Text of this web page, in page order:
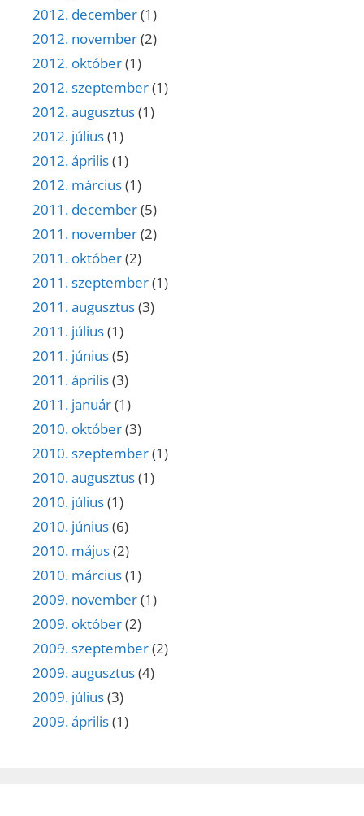
2012. december(1)
2012. november(2)
2012. október(1)
2012. szeptember(1)
2012. augusztus(1)
2012. július(1)
2012. április(1)
2012. március(1)
2011. december(5)
2011. november(2)
2011. október(2)
2011. szeptember(1)
2011. augusztus(3)
2011. július(1)
2011. június(5)
2011. április(3)
2011. január(1)
2010. október(3)
2010. szeptember(1)
2010. augusztus(1)
2010. július(1)
2010. június(6)
2010. május(2)
2010. március(1)
2009. november(1)
2009. október(2)
2009. szeptember(2)
2009. augusztus(4)
2009. július(3)
2009. április(1)